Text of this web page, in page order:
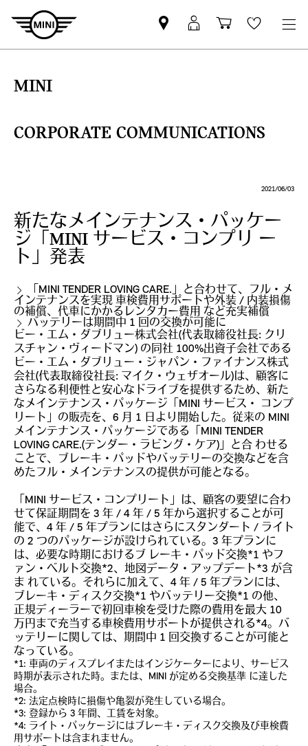
Mini
dealer
MyMini
login
Shopping
cart
Wishlist
MINI
CORPORATE COMMUNICATIONS
2021/06/03
新たなメインテナンス・パッケー
ジ「MINI サービス・コンプリ ー
ト」発表
「MINI TENDER LOVING CARE.」と合わせて、フル・メ
インテナンスを実現 車検費用サポートや外装 / 内装損傷
の補償、代車にかかるレンタカー費用 など充実補償
バッテリーは期間中 1 回の交換が可能に
ビー・エム・ダブリュー株式会社(代表取締役社長: クリ
スチャン・ヴィードマン) の同社 100%出資子会社である
ビー・エム・ダブリュー・ジャパン・ファイナンス株式
会社(代表取締役社長: マイク・ウェザオール)は、顧客に
さらなる利便性と安心なドライブを提供するため、新た
なメインテナンス・パッケージ「MINI サービス・ コンプ
リート」の販売を、6 月 1 日より開始した。従来の MINI
メインテナンス・パッケージである「MINI TENDER
LOVING CARE.(テンダー・ラビング・ケア)」と合 わせる
ことで、ブレーキ・パッドやバッテリーの交換などを含
めたフル・メインテナンスの提供が可能となる。
「MINI サービス・コンプリート」は、顧客の要望に合わ
せて保証期間を 3 年 / 4 年 / 5 年から選択することが可
能で、4 年 / 5 年プランにはさらにスタンダート / ライト
の 2 つのパッケージが設けられている。3 年プランに
は、必要な時期におけるブ レーキ・パッド交換*1 やフ
ァン・ベルト交換*2、地図データ・アップデート*3 が含
ま れている。それらに加えて、4 年 / 5 年プランには、
ブレーキ・ディスク交換*1 やバッテリー交換*1 の他、
正規ディーラーで初回車検を受けた際の費用を最大 10
万円まで充当する車検費用サポートが提供される*4。バ
ッテリーに関しては、期間中 1 回交換することが可能と
なっている。
*1: 車両のディスプレイまたはインジケーターにより、サービス
時期が表示された時。または、MINI が定める交換基準 に達した
場合。
*2: 法定点検時に損傷や亀裂が発生している場合。
*3: 登録から 3 年間、工賃を対象。
*4: ライト・パッケージにはブレーキ・ディスク交換及び車検費
用サポートは含まれません。